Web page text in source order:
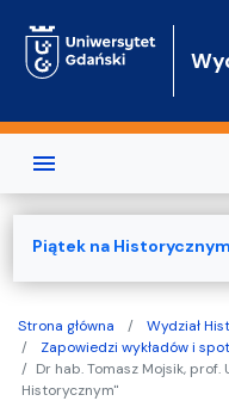
Strona główna Wydział
Zapowiedzi wykładów i
Dr hab. Tomasz Mojsik,
Historycznym"
Piątek na Historycznym